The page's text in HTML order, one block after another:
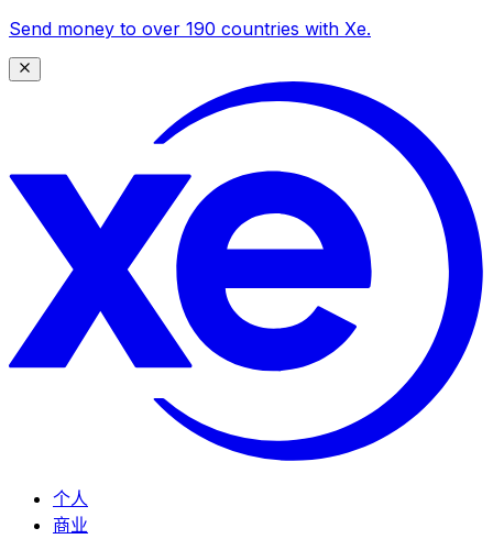
Send money to over 190 countries with Xe.
个人
商业